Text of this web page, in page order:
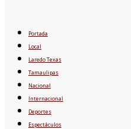
Portada
Local
Laredo Texas
Tamaulipas
Nacional
Internacional
Deportes
Espectáculos